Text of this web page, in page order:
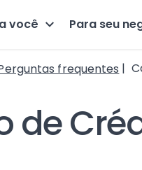
você Para seu
frequentes
de